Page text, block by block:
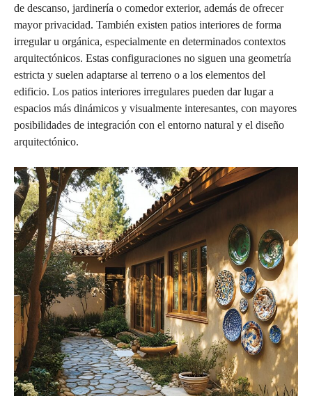
de descanso, jardinería o comedor exterior, además de ofrecer
mayor privacidad. También existen patios interiores de forma
irregular u orgánica, especialmente en determinados contextos
arquitectónicos. Estas configuraciones no siguen una geometría
estricta y suelen adaptarse al terreno o a los elementos del
edificio. Los patios interiores irregulares pueden dar lugar a
espacios más dinámicos y visualmente interesantes, con mayores
posibilidades de integración con el entorno natural y el diseño
arquitectónico.